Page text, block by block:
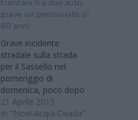
frontale fra due auto,
grave un pensionato di
80 anni
Grave incidente
stradale sulla strada
per il Sassello nel
pomeriggio di
domenica, poco dopo
le 16,30: per cause
ancora in corso di
21 Aprile 2013
In "Novi-Acqui-Ovada"